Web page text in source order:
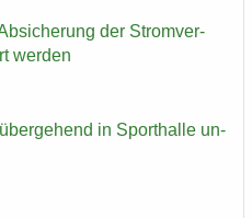
der Strom­ver­
wer­den
in Sport­hal­le un­